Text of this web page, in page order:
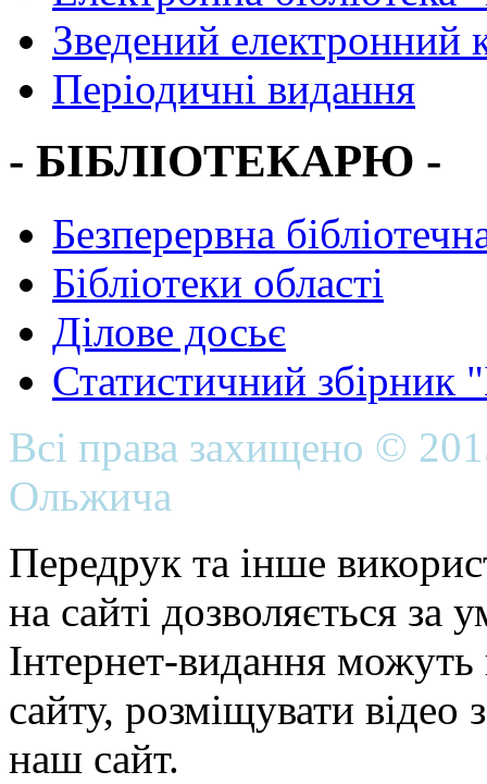
Зведений електронний
Періодичні видання
- БІБЛІОТЕКАРЮ -
Безперервна
Бібліотеки області
Ділове досьє
Статистичний
Всі права захищено ©
Ольжича
Передрук та інше
на сайті дозволяється
Інтернет-видання можуть
сайту, розміщувати відео
наш сайт.